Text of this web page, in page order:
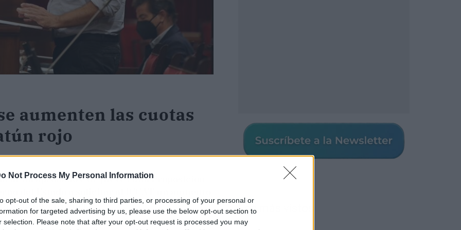
Not Process My Personal Information
opt-out of the sale, sharing to third parties, or processing of your personal or
for targeted advertising by us, please use the below opt-out section to
selection. Please note that after your opt-out request is processed you may
aumenten las cuotas
rojo
ha aprobado este jueves una Proposición
del Estado a solicitar al ICCAT un aumento
a España.
Los más vistos